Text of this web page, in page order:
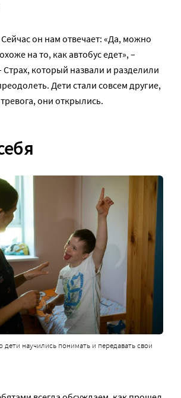
он нам отвечает: «Да, можно
на то, как автобус едет», –
который назвали и разделили
Дети стали совсем другие,
они открылись.
дети научились понимать и передавать свои